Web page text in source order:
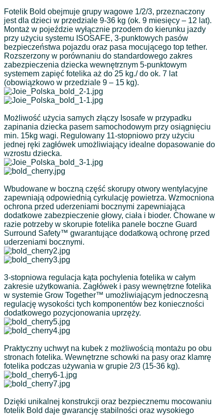
Fotelik Bold obejmuje grupy wagowe 1/2/3, przeznaczony
jest dla dzieci w przedziale 9-36 kg (ok. 9 miesięcy – 12 lat).
Montaż w pojeździe wyłącznie przodem do kierunku jazdy
przy użyciu systemu ISOSAFE, 3-punktowych pasów
bezpieczeństwa pojazdu oraz pasa mocującego top tether.
Rozszerzony w porównaniu do standardowego zakres
zabezpieczenia dziecka wewnętrznym 5-punktowym
systemem zapięć fotelika aż do 25 kg./ do ok. 7 lat
(obowiązkowo w przedziale 9 – 15 kg).
Możliwość użycia samych złączy Isosafe w przypadku
zapinania dziecka pasem samochodowym przy osiągnięciu
min. 15kg wagi. Regulowany 11-stopniowo przy użyciu
jednej ręki zagłówek umożliwiający idealne dopasowanie do
wzrostu dziecka.
Wbudowane w boczną część skorupy otwory wentylacyjne
zapewniają odpowiednią cyrkulację powietrza. Wzmocniona
ochrona przed uderzeniami bocznymi zapewniająca
dodatkowe zabezpieczenie głowy, ciała i bioder. Chowane w
razie potrzeby w skorupie fotelika panele boczne Guard
Surround Safety™ gwarantujące dodatkową ochronę przed
uderzeniami bocznymi.
3-stopniowa regulacja kąta pochylenia fotelika w całym
zakresie użytkowania. Zagłówek i pasy wewnętrzne fotelika
w systemie Grow Together™ umożliwiającym jednoczesną
regulację wysokości tych komponentów bez konieczności
dodatkowego pozycjonowania uprzęży.
Praktyczny uchwyt na kubek z możliwością montażu po obu
stronach fotelika. Wewnętrzne schowki na pasy oraz klamrę
fotelika podczas używania w grupie 2/3 (15-36 kg).
Dzięki unikalnej konstrukcji oraz bezpiecznemu mocowaniu
fotelik Bold daje gwarancję stabilności oraz wysokiego